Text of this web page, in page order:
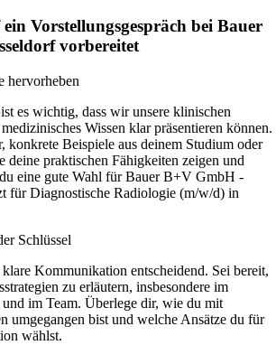
Vorstellungsgespräch bei Bauer
vorbereitet
hervorheben
es wichtig, dass wir unsere klinischen
Wissen klar präsentieren können.
konkrete Beispiele aus deinem Studium oder
deine praktischen Fähigkeiten zeigen und
eine gute Wahl für Bauer B+V GmbH -
für Diagnostische Radiologie (m/w/d) in
Schlüssel
Kommunikation entscheidend. Sei bereit,
zu erläutern, insbesondere im
im Team. Überlege dir, wie du mit
umgegangen bist und welche Ansätze du für
wählst.